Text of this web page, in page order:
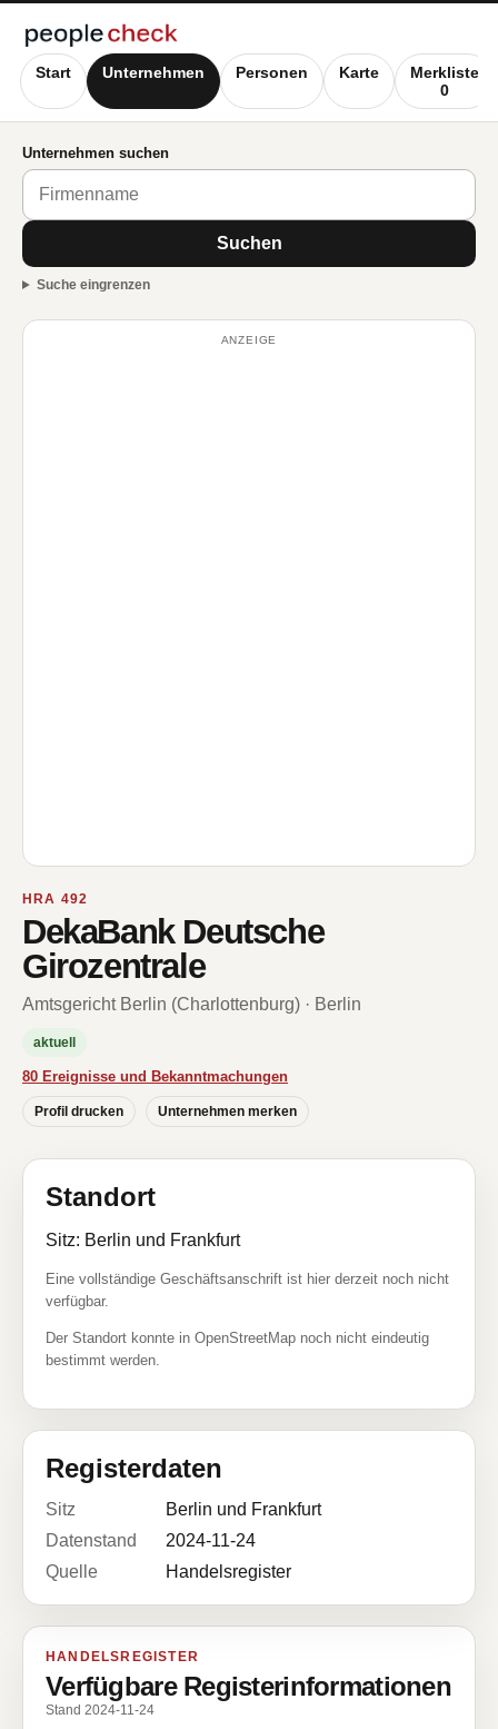
Start Unternehmen Personen Karte
Merkliste
0
Unternehmen suchen
Suchen
Suche eingrenzen
ANZEIGE
HRA 492
DekaBank Deutsche
Girozentrale
Amtsgericht Berlin (Charlottenburg) · Berlin
aktuell
80 Ereignisse und Bekanntmachungen
Profil drucken Unternehmen merken
Standort
Sitz: Berlin und Frankfurt
Eine vollständige Geschäftsanschrift ist hier derzeit noch nicht
verfügbar.
Der Standort konnte in OpenStreetMap noch nicht eindeutig
bestimmt werden.
Registerdaten
Sitz
Berlin und Frankfurt
Datenstand
2024-11-24
Quelle
Handelsregister
HANDELSREGISTER
Verfügbare Registerinformationen
Stand 2024-11-24